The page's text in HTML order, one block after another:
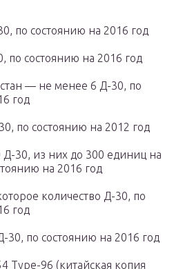
по состоянию на 2016 год
состоянию на 2016 год
— не менее 6 Д-30, по
год
по состоянию на 2012 год
Д-30, из них до 300 единиц на
на 2016 год
количество Д-30, по
год
по состоянию на 2016 год
Type-96 (китайская копия